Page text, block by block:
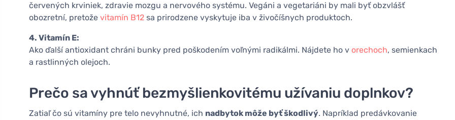
červených krviniek, zdravie mozgu a nervového systému. Vegáni a vegetariáni by mali byť obzvlášť
obozretní, pretože vitamín B12 sa prirodzene vyskytuje iba v živočíšnych produktoch.
4. Vitamín E:
Ako ďalší antioxidant chráni bunky pred poškodením voľnými radikálmi. Nájdete ho v orechoch, semienkach
a rastlinných olejoch.
Prečo sa vyhnúť bezmyšlienkovitému užívaniu doplnkov?
Zatiaľ čo sú vitamíny pre telo nevyhnutné, ich nadbytok môže byť škodlivý. Napríklad predávkovanie